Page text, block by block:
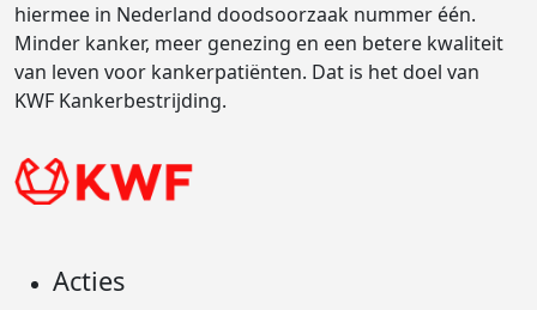
hiermee in Nederland doodsoorzaak nummer één.
Minder kanker, meer genezing en een betere kwaliteit
van leven voor kankerpatiënten. Dat is het doel van
KWF Kankerbestrijding.
Acties